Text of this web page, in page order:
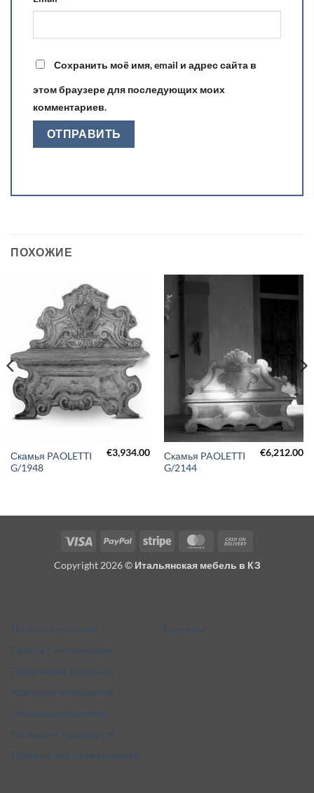
Сохранить моё имя, email и адрес сайта в
этом браузере для последующих моих
комментариев.
ПОХОЖИЕ
Скамья PAOLETTI
G/1948
€3,934.00
Скамья PAOLETTI
G/2144
€6,212.00
Visa PayPal Stripe MasterCard
Delivery
Copyright 2026 © Итальянская мебель в КЗ
Политика точности
Работа с источниками
Предложить материал
Удаление материалов
Рекламная политика
Раскрытие партнёрств
Правила для комментариев
Контакты